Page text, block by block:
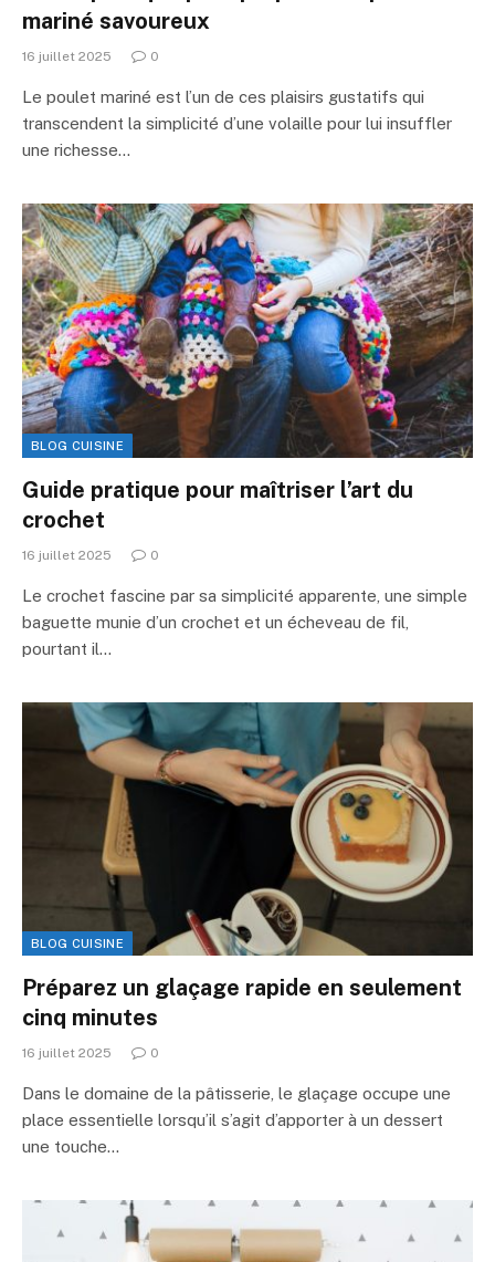
mariné savoureux
16 juillet 2025 0
Le poulet mariné est l’un de ces plaisirs gustatifs qui
transcendent la simplicité d’une volaille pour lui insuffler
une richesse…
BLOG CUISINE
Guide pratique pour maîtriser l’art du
crochet
16 juillet 2025 0
Le crochet fascine par sa simplicité apparente, une simple
baguette munie d’un crochet et un écheveau de fil,
pourtant il…
BLOG CUISINE
Préparez un glaçage rapide en seulement
cinq minutes
16 juillet 2025 0
Dans le domaine de la pâtisserie, le glaçage occupe une
place essentielle lorsqu’il s’agit d’apporter à un dessert
une touche…